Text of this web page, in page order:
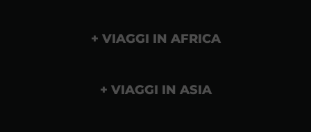
VIAGGI IN AFRICA
VIAGGI IN ASIA